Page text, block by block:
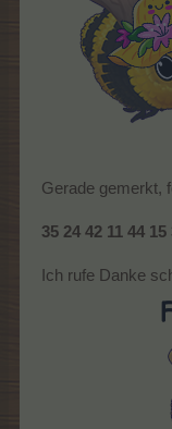
Und
Erkunde die
Baue dann die
Kannst Du
Gerade gemerkt,
35 24 42 11 44
Ich rufe Danke